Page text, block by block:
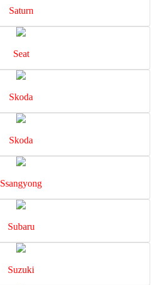
Saturn
Seat
Skoda
Skoda
Ssangyong
Subaru
Suzuki